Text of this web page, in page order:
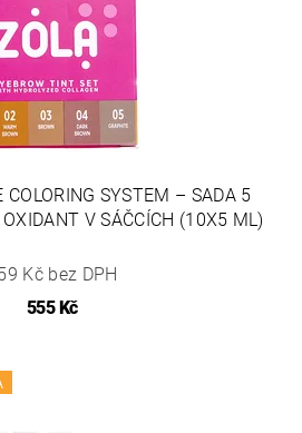
COLORING SYSTEM – SADA 5
V SÁČCÍCH (10X5 ML)
Kč bez DPH
555 Kč